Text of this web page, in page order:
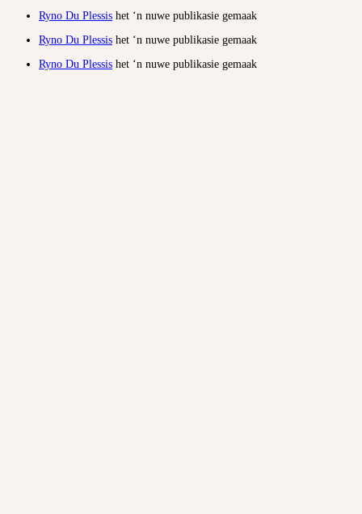
Ryno Du Plessis het ‘n nuwe publikasie gemaak
Ryno Du Plessis het ‘n nuwe publikasie gemaak
Ryno Du Plessis het ‘n nuwe publikasie gemaak